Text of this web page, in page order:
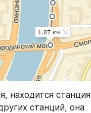
находится станция
станций, она